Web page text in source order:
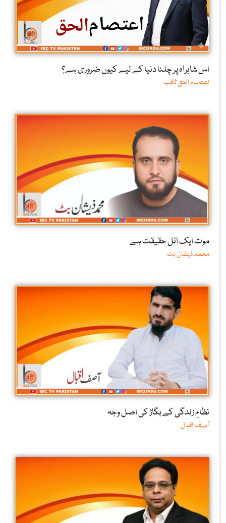
اس شاہراہ پر چلنا دنیا کے لیے کیوں ضروری ہے؟
اعتصام الحق ثاقب
موت ایک اٹل حقیقت ہے
محمد ذیشان بٹ
نظامِ زندگی کے بگاڑ کی اصل وجہ
آصف اقبال